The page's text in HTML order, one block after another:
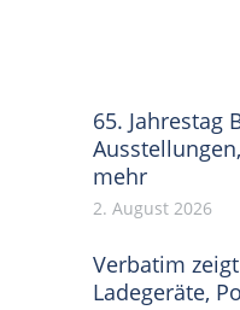
65. Jahrestag
mehr
2. August 2026
Verbatim
Ladegeräte,